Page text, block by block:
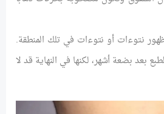
نتوءات أو نتوءات في تلك المنطقة.
بعد بضعة أشهر، لكنها في النهاية قد لا